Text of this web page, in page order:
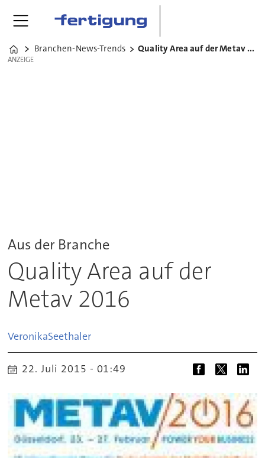
Home
Branchen-News-Trends Quality Area auf der Metav 2016
ANZEIGE
ANZEIGE
Aus der Branche
Quality Area auf der
Metav 2016
VeronikaSeethaler
22. Juli 2015 - 01:49